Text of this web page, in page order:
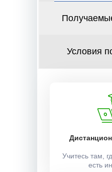
Условия
Учитесь там,
есть